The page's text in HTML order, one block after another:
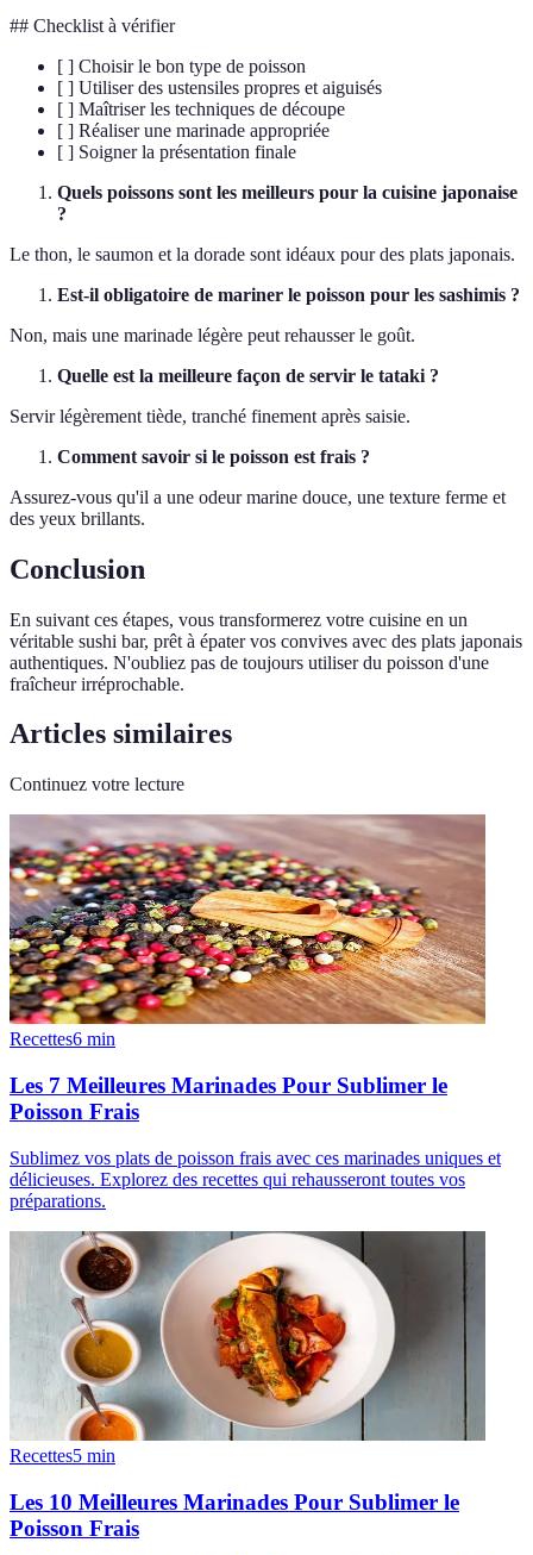
## Checklist à vérifier
[ ] Choisir le bon type de poisson
[ ] Utiliser des ustensiles propres et aiguisés
[ ] Maîtriser les techniques de découpe
[ ] Réaliser une marinade appropriée
[ ] Soigner la présentation finale
Quels poissons sont les meilleurs pour la cuisine japonaise
?
Le thon, le saumon et la dorade sont idéaux pour des plats japonais.
Est-il obligatoire de mariner le poisson pour les sashimis ?
Non, mais une marinade légère peut rehausser le goût.
Quelle est la meilleure façon de servir le tataki ?
Servir légèrement tiède, tranché finement après saisie.
Comment savoir si le poisson est frais ?
Assurez-vous qu'il a une odeur marine douce, une texture ferme et
des yeux brillants.
Conclusion
En suivant ces étapes, vous transformerez votre cuisine en un
véritable sushi bar, prêt à épater vos convives avec des plats japonais
authentiques. N'oubliez pas de toujours utiliser du poisson d'une
fraîcheur irréprochable.
Articles similaires
Continuez votre lecture
Recettes6 min
Les 7 Meilleures Marinades Pour Sublimer le
Poisson Frais
Sublimez vos plats de poisson frais avec ces marinades uniques et
délicieuses. Explorez des recettes qui rehausseront toutes vos
préparations.
Recettes5 min
Les 10 Meilleures Marinades Pour Sublimer le
Poisson Frais